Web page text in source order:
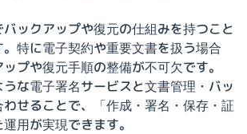
ックアップや復元の仕組みを持つこと
特に電子契約や重要文書を扱う場合
プや復元手順の整備が不可欠です。
な電子署名サービスと文書管理・バッ
せることで、「作成・署名・保存・証
用が実現できます。